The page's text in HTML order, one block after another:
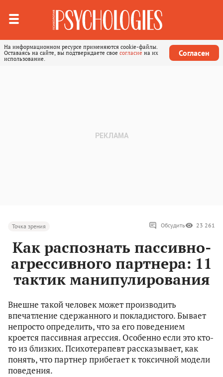
На информационном ресурсе применяются cookie-файлы.
Оставаясь на сайте, вы подтверждаете свое согласие на их
использование.
Согласен
Точка зрения Обсудить 23 261
Как распознать пассивно-
агрессивного партнера: 11
тактик манипулирования
Внешне такой человек может производить
впечатление сдержанного и покладистого. Бывает
непросто определить, что за его поведением
кроется пассивная агрессия. Особенно если это кто-
то из близких. Психотерапевт рассказывает, как
понять, что партнер прибегает к токсичной модели
поведения.